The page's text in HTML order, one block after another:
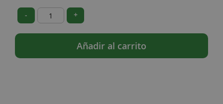
- +
Añadir al carrito